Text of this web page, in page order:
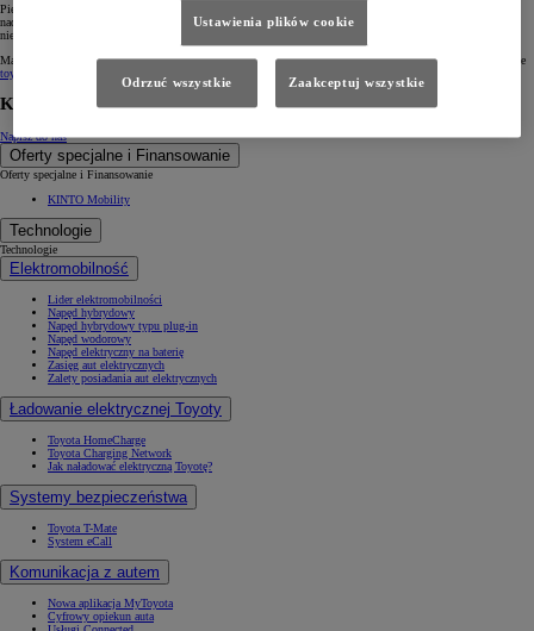
Pierwsze zdjęcia najnowszej Toyoty C-HR drugiej generacji odkrywają zarys wyrazistego designu tego
nadzwyczajnego crossovera. Widoczna charakterystyczna tylna listwa świetlna to zaledwie przedsmak
niezwykłych emocji, jakie czekają nas w pełnym najnowocześniejszych technologii samochodzie.
Materiały prasowe na temat nowej generacji Toyoty C-HR będą dostępne 26 czerwca o godz. 8 rano na stronie
toyotanews.pl
Kontakt
Napisz do nas
Oferty specjalne i Finansowanie
Oferty specjalne i Finansowanie
KINTO Mobility
Technologie
Technologie
Elektromobilność
Lider elektromobilności
Napęd hybrydowy
Napęd hybrydowy typu plug-in
Napęd wodorowy
Napęd elektryczny na baterię
Zasięg aut elektrycznych
Zalety posiadania aut elektrycznych
Ładowanie elektrycznej Toyoty
Toyota HomeCharge
Toyota Charging Network
Jak naładować elektryczną Toyotę?
Systemy bezpieczeństwa
Toyota T-Mate
System eCall
Komunikacja z autem
Nowa aplikacja MyToyota
Cyfrowy opiekun auta
Ustawienia plików cookie
Odrzuć wszystkie Zaakceptuj wszystkie